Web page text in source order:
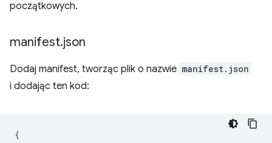
początkowych.
manifest.json
Dodaj manifest, tworząc plik o nazwie manifest.json
i dodając ten kod:
{